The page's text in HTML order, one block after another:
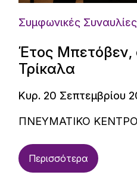
Συμφωνικές Συναυλίες
Έτος Μπετόβεν,
Τρίκαλα
Κυρ. 20 Σεπτεμβρίου
ΠΝΕΥΜΑΤΙΚΟ
Περισσότερα